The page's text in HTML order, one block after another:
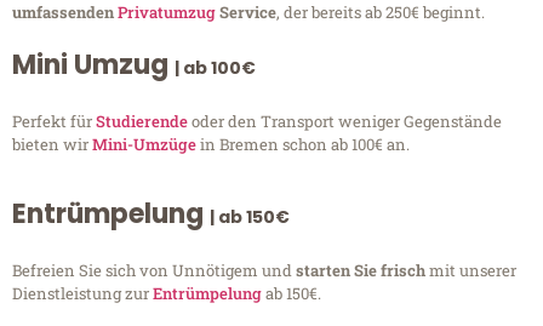
umfassendenPrivatumzugService, der bereits ab 250€ beginnt.
Mini Umzug | ab 100€
Perfekt fürStudierendeoder den Transport weniger Gegenstände
bieten wirMini-Umzügein Bremen schon ab 100€ an.
Entrümpelung | ab 150€
Befreien Sie sich von Unnötigem undstarten Sie frischmit unserer
Dienstleistung zurEntrümpelungab 150€.